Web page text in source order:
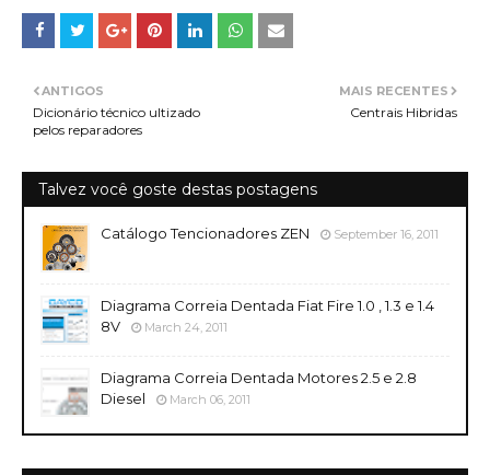
MAIS RECENTES
Centrais Hibridas
ANTIGOS
Dicionário técnico ultizado
pelos reparadores
Talvez você goste destas postagens
Catálogo Tencionadores ZEN September 16, 2011
Diagrama Correia Dentada Fiat Fire 1.0 , 1.3 e 1.4
8V
March 24, 2011
Diagrama Correia Dentada Motores 2.5 e 2.8
Diesel
March 06, 2011